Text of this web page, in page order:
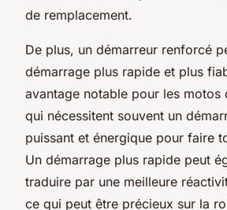
de remplacement.
De plus, un démarreur renforcé
démarrage plus rapide et plus
avantage notable pour les motos
qui nécessitent souvent un
puissant et énergique pour faire
Un démarrage plus rapide peut
traduire par une meilleure
ce qui peut être précieux sur la